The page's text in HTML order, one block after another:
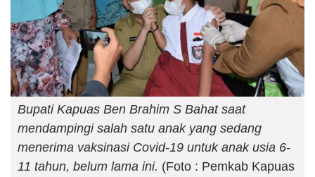
Bupati Kapuas Ben Brahim S Bahat saat
mendampingi salah satu anak yang sedang
menerima vaksinasi Covid-19 untuk anak usia 6-
11 tahun, belum lama ini. (Foto : Pemkab Kapuas